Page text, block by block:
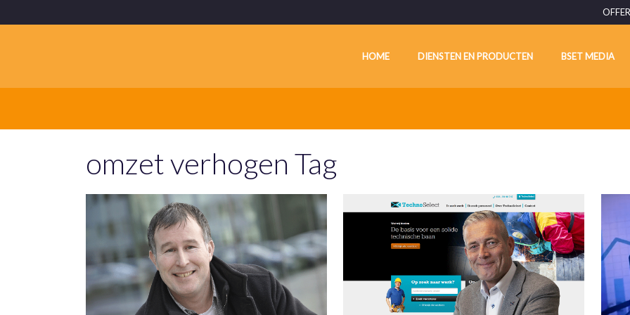
HOME DIENSTEN EN PRODUCTEN
Elevator pitchen
Businesscoach
BSET MEDIA
omzet verhogen Tag